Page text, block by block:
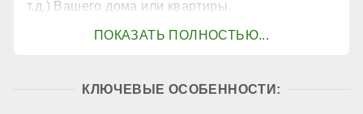
т.д.) Вашего дома или квартиры.
КЛЮЧЕВЫЕ ОСОБЕННОСТИ: